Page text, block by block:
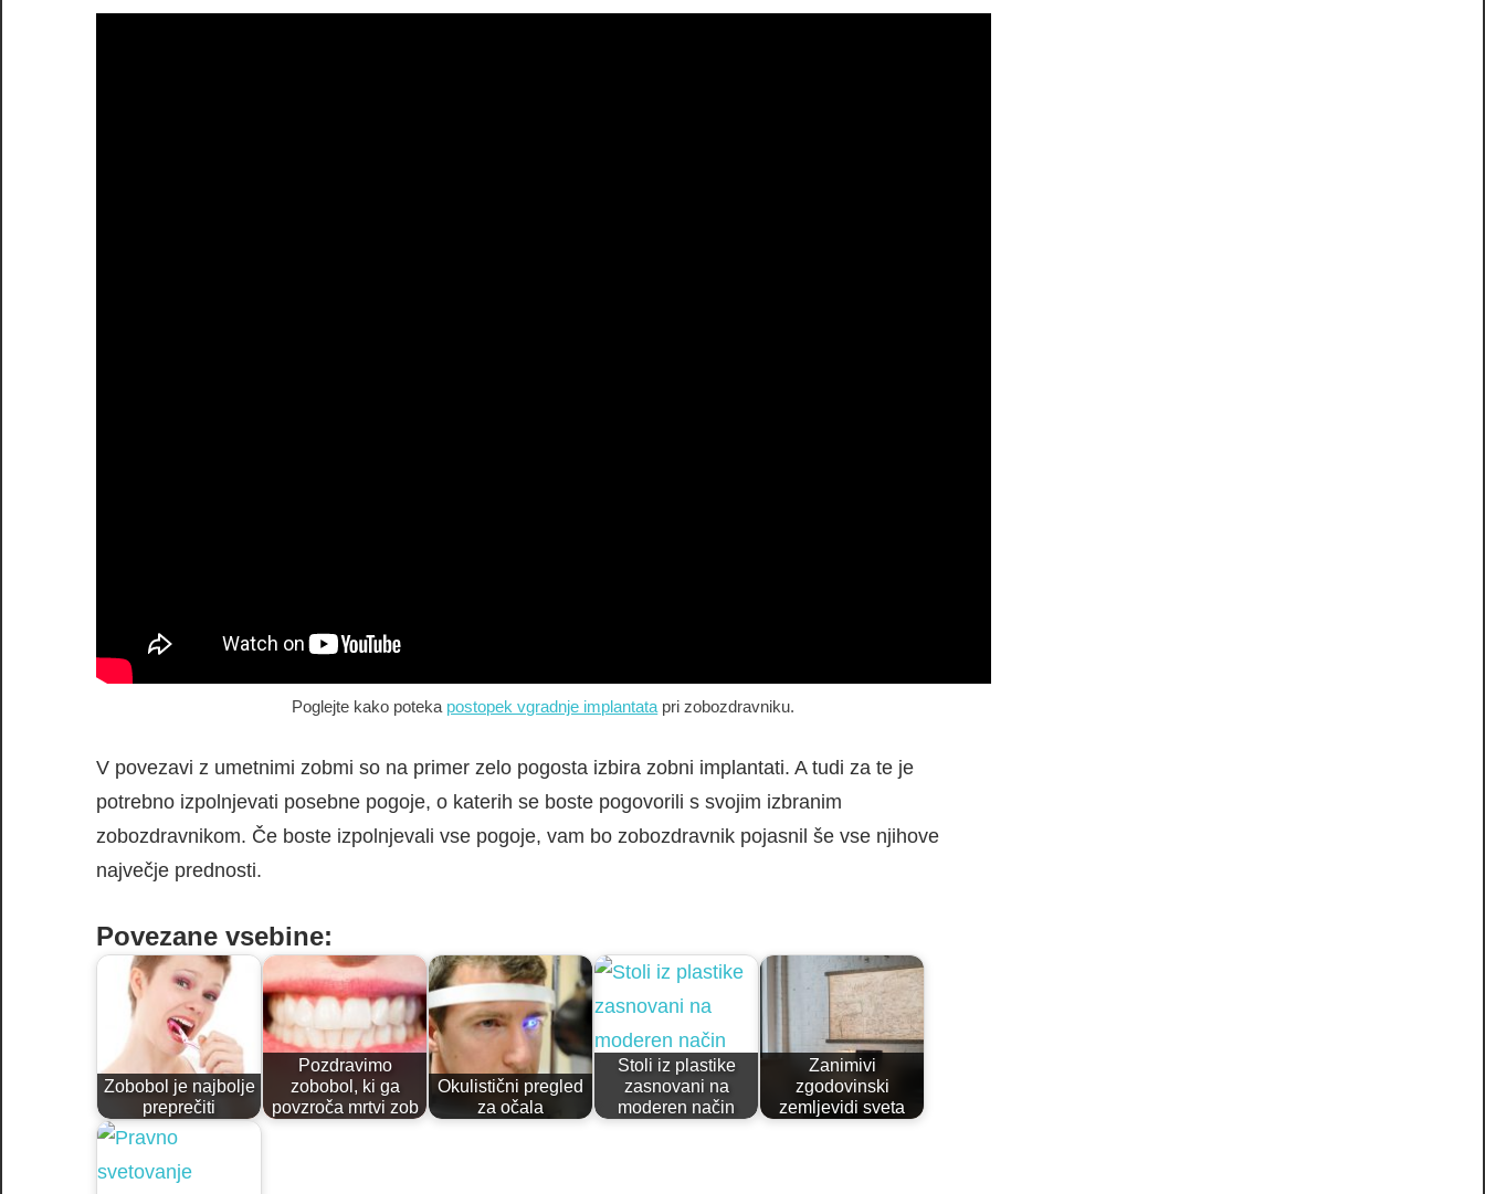
Poglejte kako poteka postopek vgradnje implantata pri zobozdravniku.
V povezavi z umetnimi zobmi so na primer zelo pogosta izbira zobni implantati. A tudi za te je
potrebno izpolnjevati posebne pogoje, o katerih se boste pogovorili s svojim izbranim
zobozdravnikom. Če boste izpolnjevali vse pogoje, vam bo zobozdravnik pojasnil še vse njihove
največje prednosti.
Povezane vsebine:
Zobobol je najbolje
preprečiti
Pozdravimo
zobobol, ki ga
povzroča mrtvi zob
Okulistični pregled
za očala
Stoli iz plastike
zasnovani na
moderen način
Zanimivi
zgodovinski
zemljevidi sveta